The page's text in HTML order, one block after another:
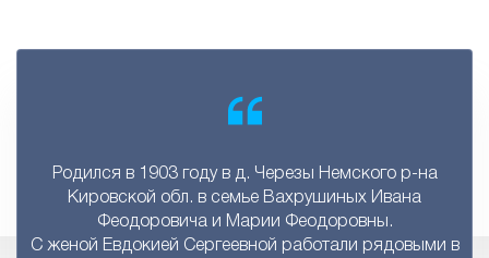
Родился в 1903 году в д. Черезы Немского р-на
Кировской обл. в семье Вахрушиных Ивана
Феодоровича и Марии Феодоровны.
С женой Евдокией Сергеевной работали рядовыми в